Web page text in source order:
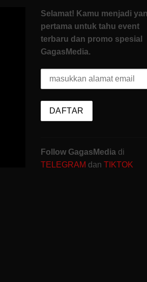
Selamat! Kamu menjadi
pertama untuk tahu event
terbaru dan promo spesial
GagasMedia.
Follow GagasMedia di
TELEGRAM dan TIKTOK